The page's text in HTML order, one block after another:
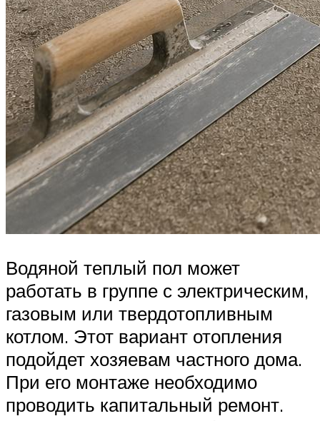
Водяной теплый пол может
работать в группе с электрическим,
газовым или твердотопливным
котлом. Этот вариант отопления
подойдет хозяевам частного дома.
При его монтаже необходимо
проводить капитальный ремонт.